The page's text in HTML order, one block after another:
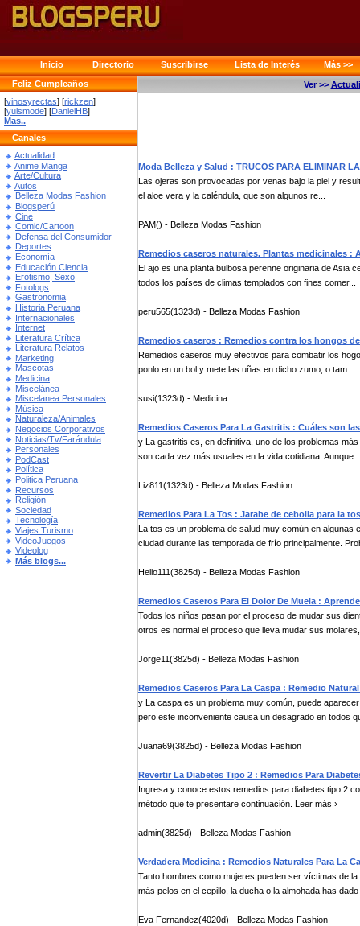
Inicio Directorio Suscribirse Lista de Interés
Más >>
Feliz Cumpleaños
[vinosyrectas] [rickzen]
[yulsmode] [DanielHB]
Mas..
Canales
Actualidad
Anime Manga
Arte/Cultura
Autos
Belleza Modas Fashion
Blogsperú
Cine
Comic/Cartoon
Defensa del Consumidor
Deportes
Economía
Educación Ciencia
Erotismo, Sexo
Fotologs
Gastronomia
Historia Peruana
Internacionales
Internet
Literatura Crítica
Literatura Relatos
Marketing
Mascotas
Medicina
Miscelánea
Miscelanea Personales
Música
Naturaleza/Animales
Negocios Corporativos
Noticias/Tv/Farándula
Personales
PodCast
Política
Politica Peruana
Recursos
Religión
Sociedad
Tecnología
Viajes Turismo
VideoJuegos
Videolog
Más blogs...
Ver >>
Moda Belleza y Salud : TRUCOS PARA ELIMINAR
Las ojeras son provocadas por venas bajo la piel y
el aloe vera y la caléndula, que son algunos re...
PAM() - Belleza Modas Fashion
Remedios caseros naturales. Plantas medicinales :
El ajo es una planta bulbosa perenne originaria de Asia
todos los países de climas templados con fines comer...
peru565(1323d) - Belleza Modas Fashion
Remedios caseros : Remedios contra los hongos
Remedios caseros muy efectivos para combatir los
ponlo en un bol y mete las uñas en dicho zumo; o tam...
susi(1323d) - Medicina
Remedios Caseros Para La Gastritis : Cuáles son
y La gastritis es, en definitiva, uno de los problemas
son cada vez más usuales en la vida cotidiana. Aunque...
Liz811(1323d) - Belleza Modas Fashion
Remedios Para La Tos : Jarabe de cebolla para la
La tos es un problema de salud muy común en
ciudad durante las temporada de frío principalmente.
Helio111(3825d) - Belleza Modas Fashion
Remedios Caseros Para El Dolor De Muela :
Todos los niños pasan por el proceso de mudar sus
otros es normal el proceso que lleva mudar sus
Jorge11(3825d) - Belleza Modas Fashion
Remedios Caseros Para La Caspa : Remedio
y La caspa es un problema muy común, puede
pero este inconveniente causa un desagrado en todos
Juana69(3825d) - Belleza Modas Fashion
Revertir La Diabetes Tipo 2 : Remedios Para
Ingresa y conoce estos remedios para diabetes tipo 2
método que te presentare continuación. Leer más ›
admin(3825d) - Belleza Modas Fashion
Verdadera Medicina : Remedios Naturales Para La
Tanto hombres como mujeres pueden ser víctimas de
más pelos en el cepillo, la ducha o la almohada has
Eva Fernandez(4020d) - Belleza Modas Fashion